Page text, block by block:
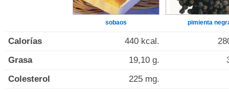
sobaos pimienta
Calorías 440 kcal.
Grasa
19,10 g.
Colesterol
225 mg.